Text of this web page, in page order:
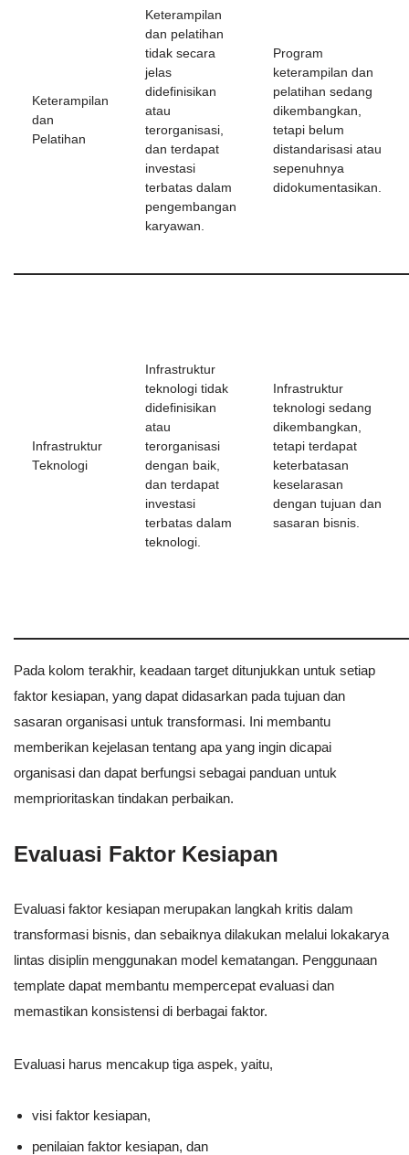
Keterampilan
dan
Pelatihan
Keterampilan
dan pelatihan
tidak secara
jelas
didefinisikan
atau
terorganisasi,
dan terdapat
investasi
terbatas dalam
pengembangan
karyawan.
Program
keterampilan dan
pelatihan sedang
dikembangkan,
tetapi belum
distandarisasi atau
sepenuhnya
didokumentasikan.
Infrastruktur
Teknologi
Infrastruktur
teknologi tidak
didefinisikan
atau
terorganisasi
dengan baik,
dan terdapat
investasi
terbatas dalam
teknologi.
Infrastruktur
teknologi sedang
dikembangkan,
tetapi terdapat
keterbatasan
keselarasan
dengan tujuan dan
sasaran bisnis.
Pada kolom terakhir, keadaan target ditunjukkan untuk setiap
faktor kesiapan, yang dapat didasarkan pada tujuan dan
sasaran organisasi untuk transformasi. Ini membantu
memberikan kejelasan tentang apa yang ingin dicapai
organisasi dan dapat berfungsi sebagai panduan untuk
memprioritaskan tindakan perbaikan.
Evaluasi Faktor Kesiapan
Evaluasi faktor kesiapan merupakan langkah kritis dalam
transformasi bisnis, dan sebaiknya dilakukan melalui lokakarya
lintas disiplin menggunakan model kematangan. Penggunaan
template dapat membantu mempercepat evaluasi dan
memastikan konsistensi di berbagai faktor.
Evaluasi harus mencakup tiga aspek, yaitu,
visi faktor kesiapan,
penilaian faktor kesiapan, dan